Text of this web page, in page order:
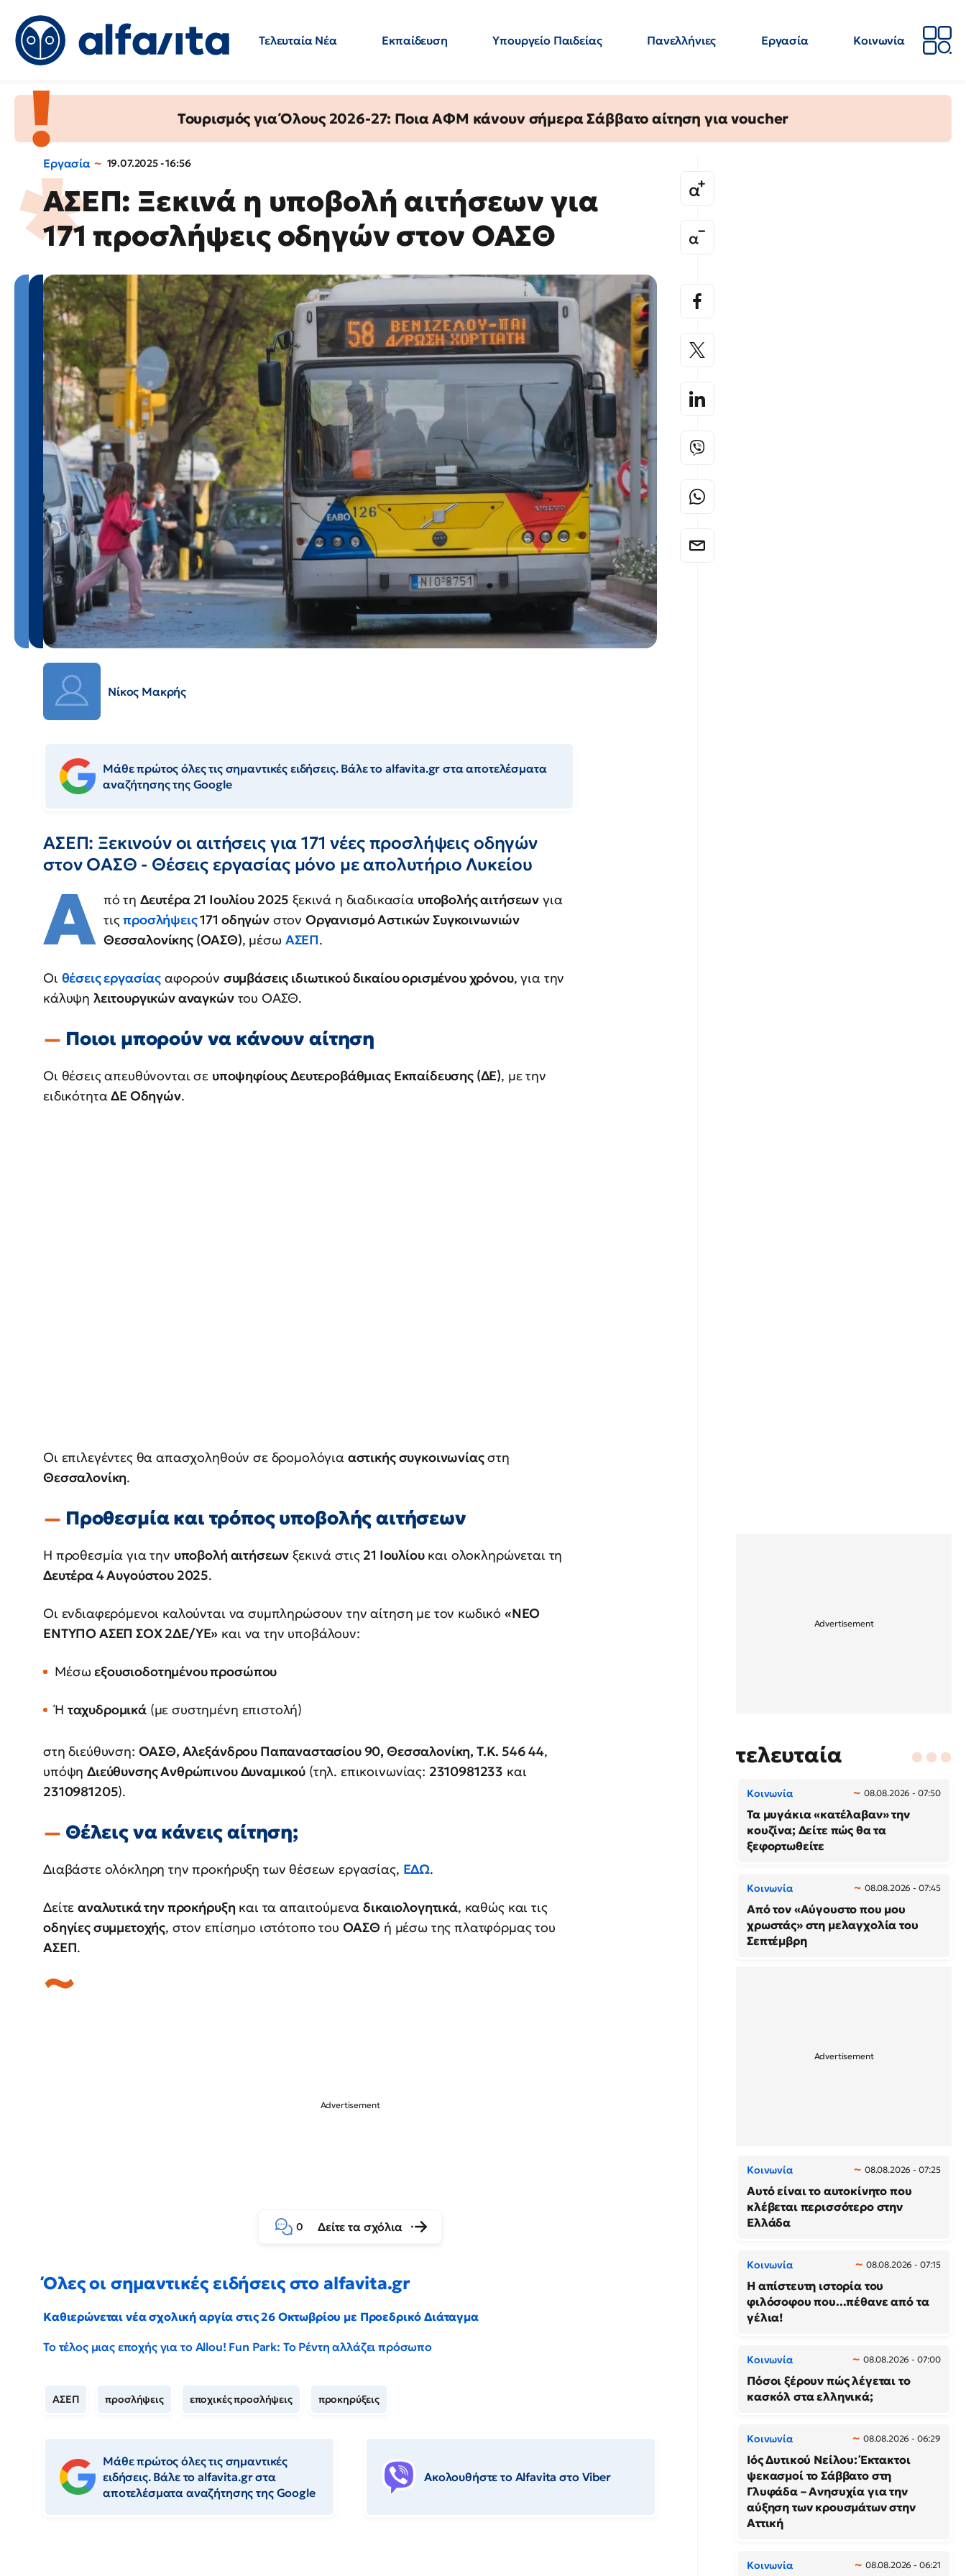
Τελευταία Νέα Εκπαίδευση Υπουργείο Παιδείας Πανελλήνιες Εργασία
Κοινωνία
Τουρισμός για Όλους 2026-27: Ποια ΑΦΜ κάνουν σήμερα Σάββατο αίτηση για voucher
Εργασία 19.07.2025 - 16:56
ΑΣΕΠ: Ξεκινά η υποβολή αιτήσεων για
171 προσλήψεις οδηγών στον ΟΑΣΘ
Νίκος Μακρής
Μάθε πρώτος όλες τις σημαντικές ειδήσεις. Βάλε το alfavita.gr στα αποτελέσματα
αναζήτησης της Google
ΑΣΕΠ: Ξεκινούν οι αιτήσεις για 171 νέες προσλήψεις οδηγών
στον ΟΑΣΘ - Θέσεις εργασίας μόνο με απολυτήριο Λυκείου
Α πό τη Δευτέρα 21 Ιουλίου 2025 ξεκινά η διαδικασία υποβολής αιτήσεων για
τιςπροσλήψεις171 οδηγώνστον Οργανισμό Αστικών Συγκοινωνιών
Θεσσαλονίκης (ΟΑΣΘ), μέσω ΑΣΕΠ.
Οι θέσεις εργασίας αφορούν συμβάσεις ιδιωτικού δικαίου ορισμένου χρόνου, για την
κάλυψη λειτουργικών αναγκώντου ΟΑΣΘ.
Ποιοι μπορούν να κάνουν αίτηση
Οι θέσεις απευθύνονται σε υποψηφίους Δευτεροβάθμιας Εκπαίδευσης (ΔΕ), με την
ειδικότηταΔΕ Οδηγών.
Οι επιλεγέντες θα απασχοληθούν σε δρομολόγια αστικής συγκοινωνίαςστη
Θεσσαλονίκη.
Προθεσμία και τρόπος υποβολής αιτήσεων
Η προθεσμία για την υποβολή αιτήσεων ξεκινά στις 21 Ιουλίουκαι ολοκληρώνεται τη
Δευτέρα 4 Αυγούστου 2025.
Οι ενδιαφερόμενοι καλούνται να συμπληρώσουν την αίτηση με τον κωδικό «ΝΕΟ
ΕΝΤΥΠΟ ΑΣΕΠ ΣΟΧ 2ΔΕ/ΥΕ» και να την υποβάλουν:
Μέσωεξουσιοδοτημένου προσώπου
Ή ταχυδρομικά(με συστημένη επιστολή)
στη διεύθυνση: ΟΑΣΘ, Αλεξάνδρου Παπαναστασίου 90, Θεσσαλονίκη, Τ.Κ. 546 44,
υπόψηΔιεύθυνσης Ανθρώπινου Δυναμικού (τηλ. επικοινωνίας: 2310981233 και
2310981205).
Θέλεις να κάνεις αίτηση;
Διαβάστε ολόκληρη την προκήρυξη των θέσεων εργασίας, ΕΔΩ.
Δείτεαναλυτικά την προκήρυξη και τα απαιτούμεναδικαιολογητικά, καθώς και τις
οδηγίες συμμετοχής, στον επίσημο ιστότοπο του ΟΑΣΘ ή μέσω της πλατφόρμας του
ΑΣΕΠ.
0 Δείτε τα σχόλια
Όλες οι σημαντικές ειδήσεις στο alfavita.gr
Καθιερώνεται νέα σχολική αργία στις 26 Οκτωβρίου με Προεδρικό Διάταγμα
Το τέλος μιας εποχής για το Allou! Fun Park: Το Ρέντη αλλάζει πρόσωπο
ΑΣΕΠ προσλήψεις εποχικές προσλήψεις προκηρύξεις
Μάθε πρώτος όλες τις σημαντικές
ειδήσεις. Βάλε το alfavita.gr στα
αποτελέσματα αναζήτησης της Google
Ακολουθήστε το Αlfavita στο Viber
τελευταία
Κοινωνία 08.08.2026 - 07:50
Τα μυγάκια «κατέλαβαν» την
κουζίνα; Δείτε πώς θα τα
ξεφορτωθείτε
Κοινωνία 08.08.2026 - 07:45
Από τον «Αύγουστο που μου
χρωστάς» στη μελαγχολία του
Σεπτέμβρη
Κοινωνία 08.08.2026 - 07:25
Αυτό είναι το αυτοκίνητο που
κλέβεται περισσότερο στην
Ελλάδα
Κοινωνία 08.08.2026 - 07:15
Η απίστευτη ιστορία του
φιλόσοφου που...πέθανε από τα
γέλια!
Κοινωνία 08.08.2026 - 07:00
Πόσοι ξέρουν πώς λέγεται το
κασκόλ στα ελληνικά;
Κοινωνία 08.08.2026 - 06:29
Ιός Δυτικού Νείλου: Έκτακτοι
ψεκασμοί το Σάββατο στη
Γλυφάδα – Ανησυχία για την
αύξηση των κρουσμάτων στην
Αττική
Κοινωνία 08.08.2026 - 06:21